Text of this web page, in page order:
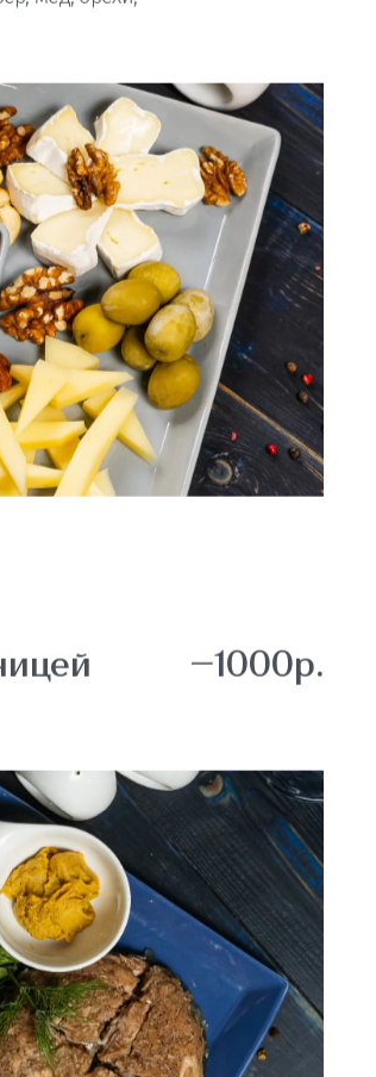
мед, орехи,
—1000р.